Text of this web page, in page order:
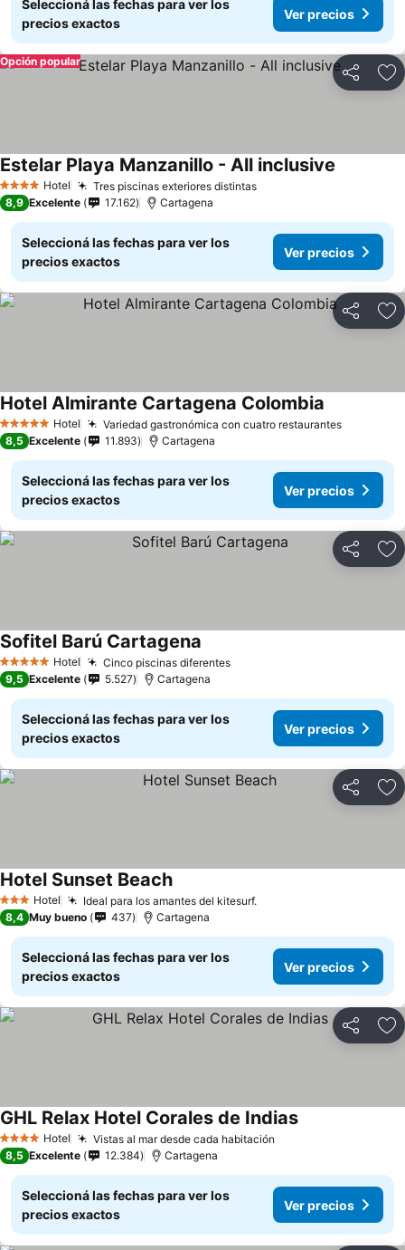
Seleccioná las fechas para ver los
precios exactos
Ver precios
Compartir
Opción popular
4 EstrellasHotel Tres piscinas exteriores distintas
Estelar Playa Manzanillo - All inclusive
8,9 Excelente 17.162 Cartagena
Seleccioná las fechas para ver los
precios exactos
Ver precios
Compartir
5 Estrellas Hotel Variedad gastronómica con cuatro restaurantes
Hotel Almirante Cartagena Colombia
8,5 Excelente 11.893 Cartagena
Seleccioná las fechas para ver los
precios exactos
Ver precios
Compartir
5 Estrellas Hotel Cinco piscinas diferentes
Sofitel Barú Cartagena
9,5 Excelente 5.527 Cartagena
Seleccioná las fechas para ver los
precios exactos
Ver precios
Compartir
3 Estrellas
Hotel Ideal para los amantes del kitesurf.
Hotel Sunset Beach
8,4 Muy bueno 437 Cartagena
Seleccioná las fechas para ver los
precios exactos
Ver precios
Compartir
4 EstrellasHotel Vistas al mar desde cada habitación
GHL Relax Hotel Corales de Indias
8,5 Excelente 12.384 Cartagena
Seleccioná las fechas para ver los
precios exactos
Ver precios